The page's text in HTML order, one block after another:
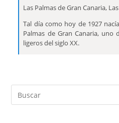
Las Palmas de Gran Canaria,
Tal día como hoy de 1927
Palmas de Gran Canaria, uno
ligeros del siglo XX.